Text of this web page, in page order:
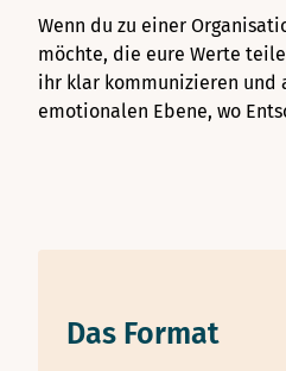
Wenn du zu einer
möchte, die eure Werte
ihr klar kommunizieren und
emotionalen Ebene, wo
Das Format